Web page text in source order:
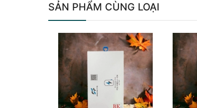
SẢN PHẨM CÙNG LOẠI